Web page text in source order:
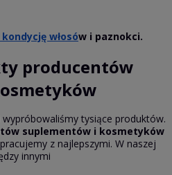
włosów i paznokci.
producentów
wypróbowaliśmy tysiące produktów.
suplementów i kosmetyków
z najlepszymi. W naszej
innymi